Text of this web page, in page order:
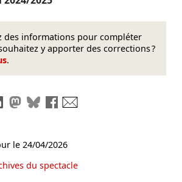
des informations pour compléter
y apporter des corrections ?
.
le lien
Partager sur LinkedIn
Partager sur Mastodon
Partager sur Bluesky
Partager sur Facebook
le 24/04/2026
du spectacle